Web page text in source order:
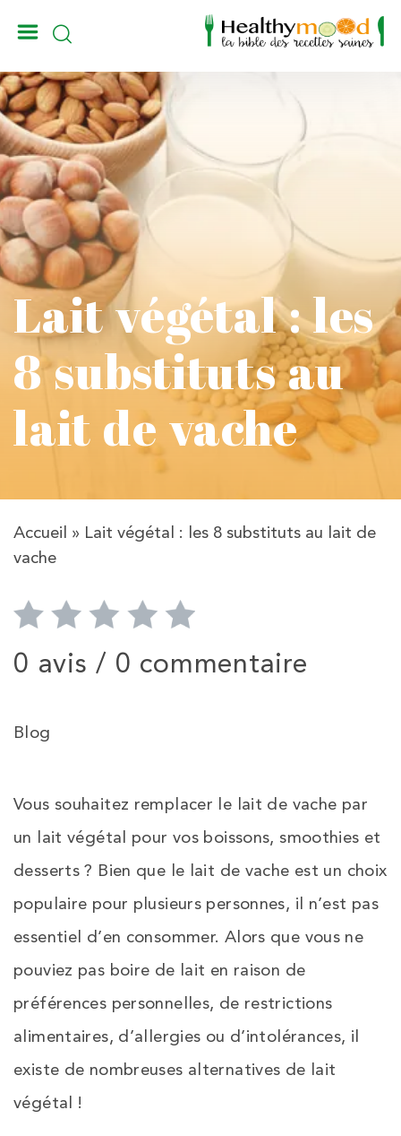
Lait végétal : les
8 substituts au
lait de vache
Accueil » Lait végétal : les 8 substituts au lait de
vache
0 avis / 0 commentaire
Blog
Vous souhaitez remplacer le lait de vache par
un lait végétal pour vos boissons, smoothies et
desserts ? Bien que le lait de vache est un choix
populaire pour plusieurs personnes, il n’est pas
essentiel d’en consommer. Alors que vous ne
pouviez pas boire de lait en raison de
préférences personnelles, de restrictions
alimentaires, d’allergies ou d’intolérances, il
existe de nombreuses alternatives de lait
végétal !